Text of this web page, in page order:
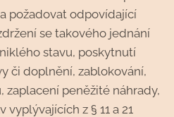
požadovat odpovídající
se takového jednání
stavu, poskytnutí
či doplnění, zablokování,
zaplacení peněžité náhrady,
vyplývajících z § 11 a 21